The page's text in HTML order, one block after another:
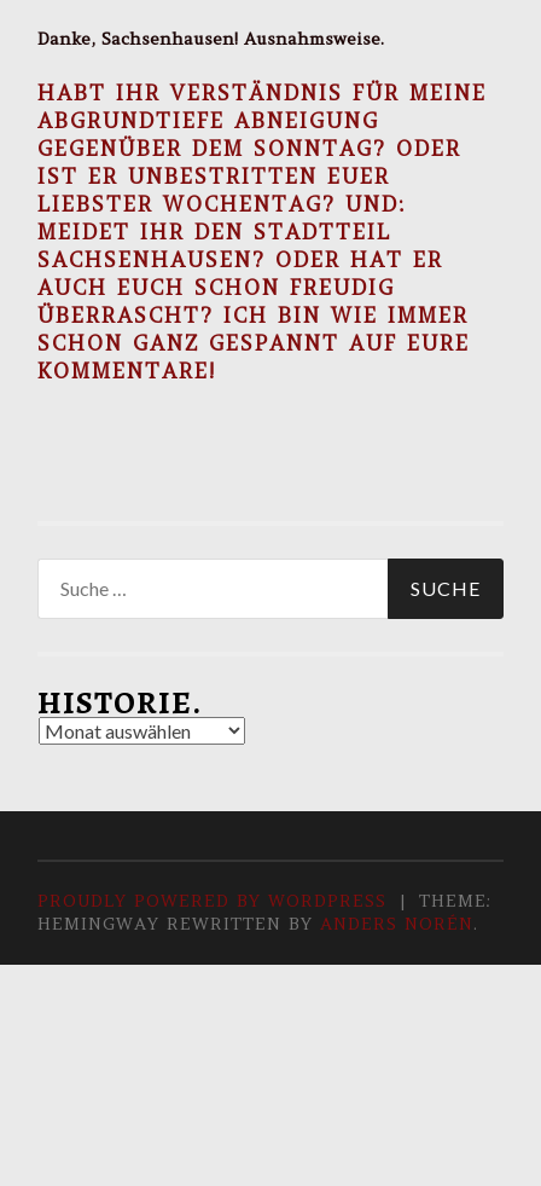
Danke, Sachsenhausen! Ausnahmsweise.
HABT IHR VERSTÄNDNIS FÜR MEINE
ABGRUNDTIEFE ABNEIGUNG
GEGENÜBER DEM SONNTAG? ODER
IST ER UNBESTRITTEN EUER
LIEBSTER WOCHENTAG? UND:
MEIDET IHR DEN STADTTEIL
SACHSENHAUSEN? ODER HAT ER
AUCH EUCH SCHON FREUDIG
ÜBERRASCHT? ICH BIN WIE IMMER
SCHON GANZ GESPANNT AUF EURE
KOMMENTARE!
nach:
HISTORIE.
Historie.
PROUDLY POWERED BY WORDPRESS |
THEME:
HEMINGWAY REWRITTEN BYANDERS NORÉN.